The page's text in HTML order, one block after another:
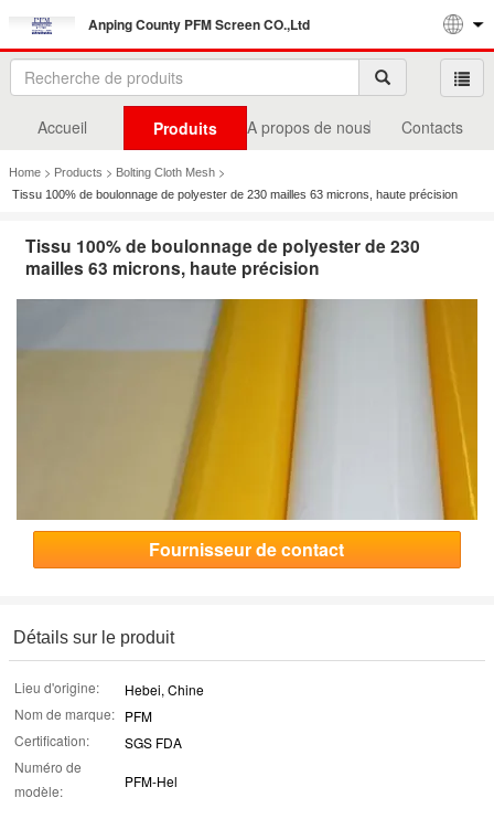
Anping County PFM Screen CO.,Ltd
Accueil Produits A propos de nous Contacts
Home > Products > Bolting Cloth Mesh >
Tissu 100% de boulonnage de polyester de 230 mailles 63 microns, haute précision
Tissu 100% de boulonnage de polyester de 230
mailles 63 microns, haute précision
Fournisseur de contact
Détails sur le produit
Lieu d'origine:
Hebei, Chine
Nom de marque: PFM
Certification:
SGS FDA
Numéro de
modèle:
PFM-Hel